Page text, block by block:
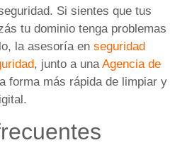
Si sientes que tus
tu dominio tenga problemas
la asesoría en seguridad
, junto a unaAgencia de
forma más rápida de limpiar y